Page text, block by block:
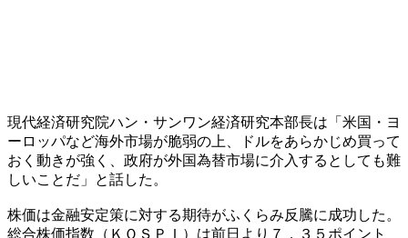
現代経済研究院ハン・サンワン経済研究本部長は「米国・ヨ
ーロッパなど海外市場が脆弱の上、ドルをあらかじめ買って
おく動きが強く、政府が外国為替市場に介入するとしても難
しいことだ」と話した。
株価は金融安定策に対する期待がふくらみ反騰に成功した。
総合株価指数（ＫＯＳＰＩ）は前日より７．３５ポイント